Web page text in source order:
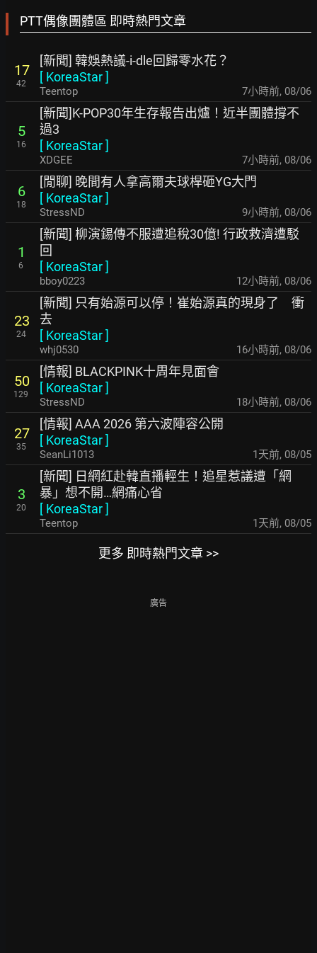
PTT偶像團體區 即時熱門文章
17
42
[新聞] 韓娛熱議-i-dle回歸零水花？
[ KoreaStar]
Teentop 7小時前, 08/06
5
16
[新聞]K-POP30年生存報告出爐！近半團體撐不
過3
[ KoreaStar]
XDGEE 7小時前, 08/06
6
18
[閒聊] 晚間有人拿高爾夫球桿砸YG大門
[ KoreaStar]
StressND 9小時前, 08/06
1
6
[新聞] 柳演錫傳不服遭追稅30億! 行政救濟遭駁
回
[ KoreaStar]
bboy0223 12小時前, 08/06
23
24
[新聞] 只有始源可以停！崔始源真的現身了 衝
去
[ KoreaStar]
whj0530 16小時前, 08/06
50
129
[情報] BLACKPINK十周年見面會
[ KoreaStar]
StressND 18小時前, 08/06
27
35
[情報] AAA 2026 第六波陣容公開
[ KoreaStar]
SeanLi1013 1天前, 08/05
3
20
[新聞] 日網紅赴韓直播輕生！追星惹議遭「網
暴」想不開…網痛心省
[ KoreaStar]
Teentop 1天前, 08/05
更多 即時熱門文章 >>
廣告